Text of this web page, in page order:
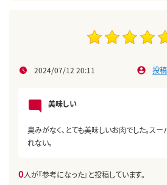
2024/07/12 20:11 投
美味しい
臭みがなく、とても美味しいお肉でした。ス
れない。
0人が『参考になった』と投稿しています。